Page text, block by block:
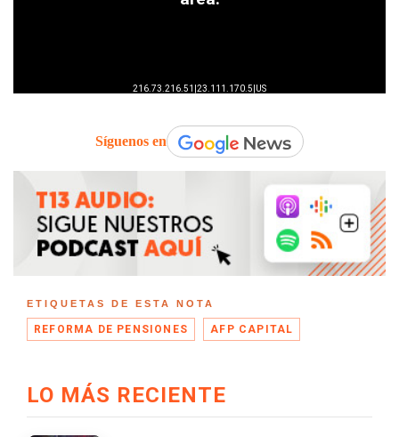
Síguenos en
ETIQUETAS DE ESTA NOTA
REFORMA DE PENSIONES AFP CAPITAL
LO MÁS RECIENTE